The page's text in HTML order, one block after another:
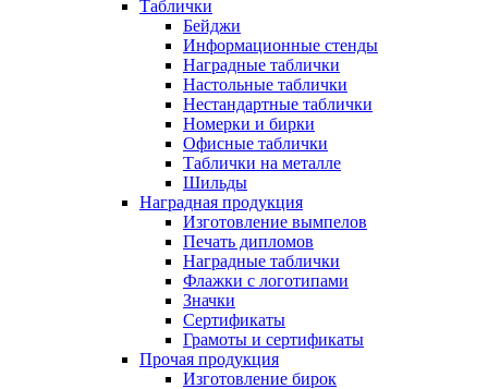
Таблички
Бейджи
Информационные стенды
Наградные таблички
Настольные таблички
Нестандартные таблички
Номерки и бирки
Офисные таблички
Таблички на металле
Шильды
Наградная продукция
Изготовление вымпелов
Печать дипломов
Наградные таблички
Флажки с логотипами
Значки
Сертификаты
Грамоты и сертификаты
Прочая продукция
Изготовление бирок